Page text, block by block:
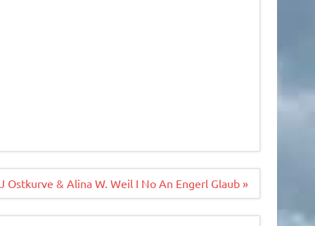
Ostkurve & Alina W. Weil I No An Engerl Glaub »